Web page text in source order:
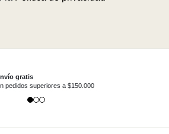
gratis
pedidos superiores a $150.000